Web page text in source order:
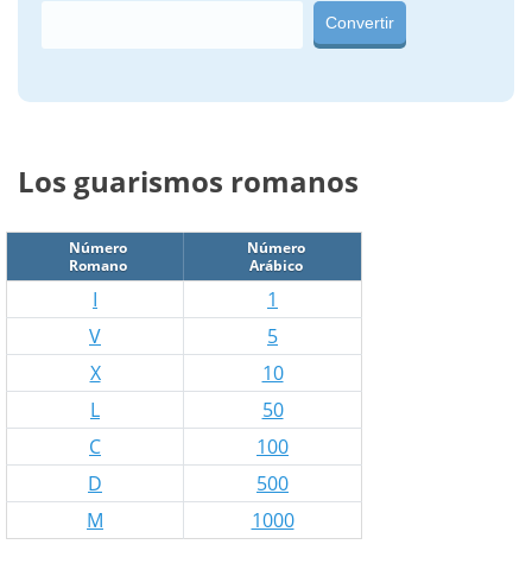
Convertir
Los guarismos romanos
Número
Romano
Número
Arábico
I
1
V
5
X
10
L
50
C
100
D
500
M
1000